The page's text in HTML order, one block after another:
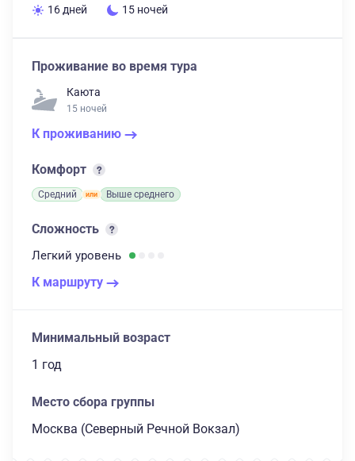
16 дней 15 ночей
Проживание во время тура
Каюта
15 ночей
К проживанию
Комфорт
Средний Выше среднего
Сложность
Легкий уровень
К маршруту
Минимальный возраст
1 год
Место сбора группы
Москва (Северный Речной Вокзал)